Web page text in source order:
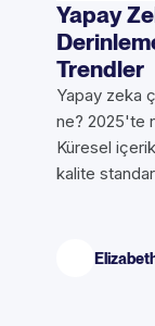
Yapay
Trendler
Yapay zeka
ne? 2025'te
Küresel
kalite